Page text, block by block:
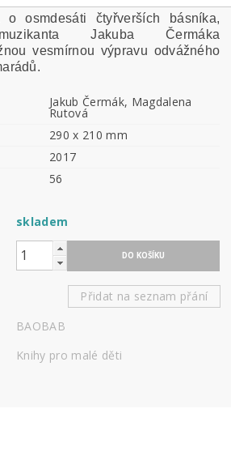
o osmdesáti čtyřverších básníka,
Jakuba Čermáka
vesmírnou výpravu odvážného
Jakub Čermák, Magdalena
Rutová
290 x 210 mm
2017
56
skladem
Přidat na seznam přání
BAOBAB
Knihy pro malé děti